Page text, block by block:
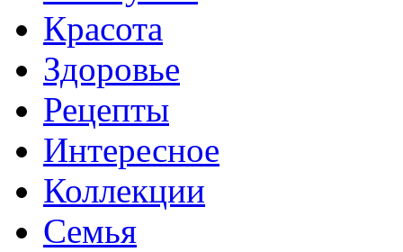
Красота
Здоровье
Рецепты
Интересное
Коллекции
Семья